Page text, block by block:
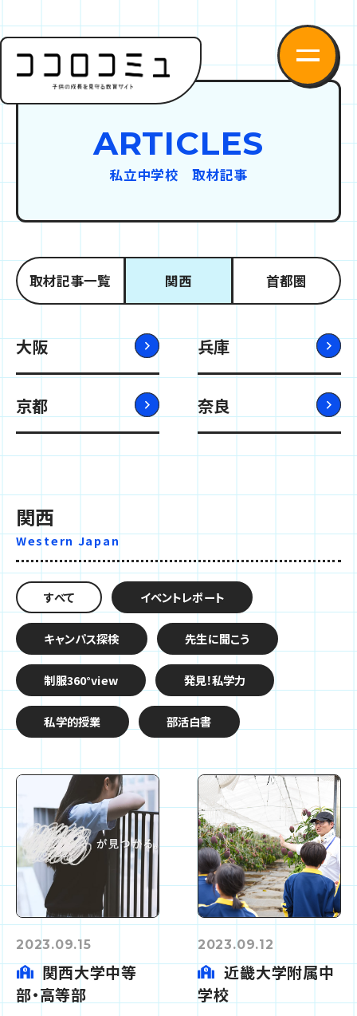
ARTICLES
私立中学校 取材記事
取材記事一覧 関西 首都圏
大阪 兵庫
京都 奈良
関西
Western Japan
すべて イベントレポート
キャンパス探検 先生に聞こう
制服360°view 発見！私学力
私学的授業 部活白書
2023.09.15
関西大学中等
部・高等部
2023.09.12
近畿大学附属中
学校